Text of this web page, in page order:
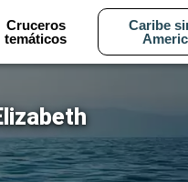
Cruceros
temáticos
Caribe